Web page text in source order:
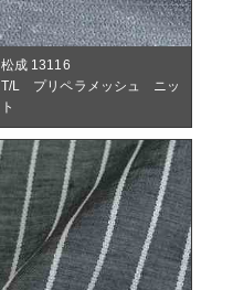
松成 13116
T/L プリペラメッシュ ニッ
ト